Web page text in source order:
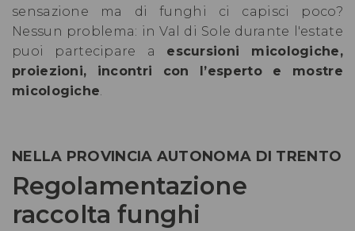
sensazione ma di funghi ci capisci poco?
Nessun problema: in Val di Sole durante l'estate
puoi partecipare a escursioni micologiche,
proiezioni, incontri con l’esperto e mostre
micologiche
NELLA PROVINCIA AUTONOMA DI TRENTO
Regolamentazione
raccolta funghi